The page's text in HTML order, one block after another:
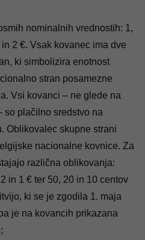
nominalnih vrednostih: 1,
2 €. Vsak kovanec ima dve
ki simbolizira enotnost
stran posamezne
Vsi kovanci – ne glede na
so plačilno sredstvo na
Oblikovalec skupne strani
nacionalne kovnice. Za
različna oblikovanja:
in 1 € ter 50, 20 in 10 centov
ki se je zgodila 1. maja
je na kovancih prikazana